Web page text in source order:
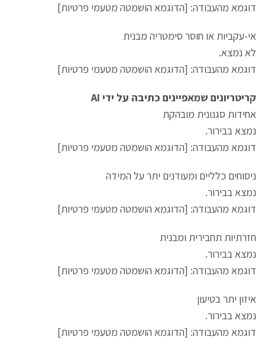
דוגמא מהעבודה: [הדוגמא הושמטה מטעמי פרטיות]
אי-עקביות או חוסר סימטריה מבנית
לא נמצא.
דוגמא מהעבודה: [הדוגמא הושמטה מטעמי פרטיות]
קריטריונים שמאפיינים כתיבה על ידי AI
אחידות סגנונית מובהקת
נמצא בבירור.
דוגמא מהעבודה: [הדוגמא הושמטה מטעמי פרטיות]
ניסוחים כלליים ומעודנים יתר על המידה
נמצא בבירור.
דוגמא מהעבודה: [הדוגמא הושמטה מטעמי פרטיות]
חזרתיות תחבירית ומבנית
נמצא בבירור.
דוגמא מהעבודה: [הדוגמא הושמטה מטעמי פרטיות]
איזון יתר בטיעון
נמצא בבירור.
דוגמא מהעבודה: [הדוגמא הושמטה מטעמי פרטיות]